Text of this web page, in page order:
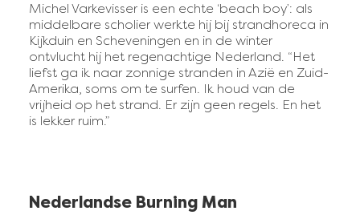
Michel Varkevisser is een echte ‘beach boy’: als
middelbare scholier werkte hij bij strandhoreca in
Kijkduin en Scheveningen en in de winter
ontvlucht hij het regenachtige Nederland. “Het
liefst ga ik naar zonnige stranden in Azië en Zuid-
Amerika, soms om te surfen. Ik houd van de
vrijheid op het strand. Er zijn geen regels. En het
is lekker ruim.”
Nederlandse Burning Man